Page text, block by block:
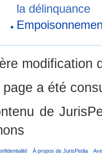
la délinquance
modification
page a été
de
À propos de JurisPedia